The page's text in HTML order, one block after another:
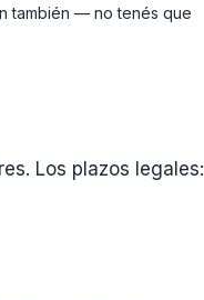
también — no tenés que
Los plazos legales: